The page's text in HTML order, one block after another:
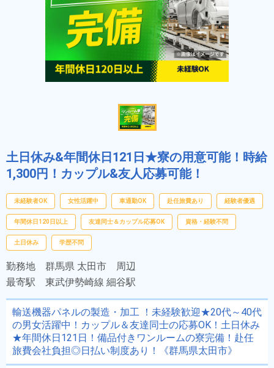
土日休み&年間休日121日★寮の用意可能！時給
1,300円！カップル&友人応募可能！
未経験者OK 女性活躍中 車通勤OK 赴任旅費あり 経験者優遇
年間休日120日以上 友達同士＆カップル応募OK 資格・経験不問
土日休み 学歴不問
勤務地 群馬県 太田市 周辺
最寄駅 東武伊勢崎線 細谷駅
輸送機器パネルの製造・加工 ！未経験歓迎★20代～40代
の男女活躍中！カップル＆友達同士の応募OK！土日休み
★年間休日121日！備品付きワンルームの寮完備！赴任
旅費会社負担◎日払い制度あり！《群馬県太田市》